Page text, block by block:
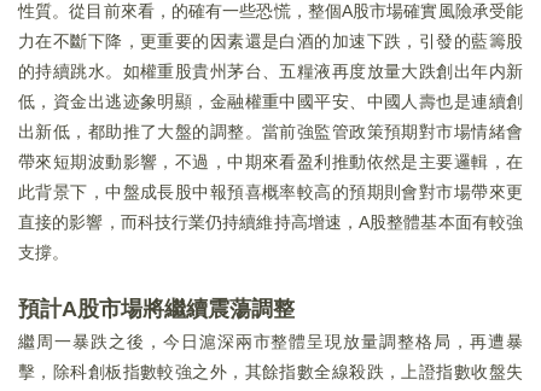
性質。從目前來看，的確有一些恐慌，整個A股市場確實風險承受能
力在不斷下降，更重要的因素還是白酒的加速下跌，引發的藍籌股
的持續跳水。如權重股貴州茅台、五糧液再度放量大跌創出年内新
低，資金出逃迹象明顯，金融權重中國平安、中國人壽也是連續創
出新低，都助推了大盤的調整。當前強監管政策預期對市場情緒會
帶來短期波動影響，不過，中期來看盈利推動依然是主要邏輯，在
此背景下，中盤成長股中報預喜概率較高的預期則會對市場帶來更
直接的影響，而科技行業仍持續維持高增速，A股整體基本面有較強
支撐。
預計A股市場將繼續震蕩調整
繼周一暴跌之後，今日滬深兩市整體呈現放量調整格局，再遭暴
擊，除科創板指數較強之外，其餘指數全線殺跌，上證指數收盤失